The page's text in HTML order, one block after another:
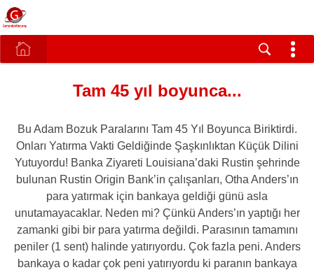
Tam 45 yıl boyunca...
Bu Adam Bozuk Paralarını Tam 45 Yıl Boyunca Biriktirdi.
Onları Yatırma Vakti Geldiğinde Şaşkınlıktan Küçük Dilini
Yutuyordu! Banka Ziyareti Louisiana’daki Rustin şehrinde
bulunan Rustin Origin Bank’in çalışanları, Otha Anders’ın
para yatırmak için bankaya geldiği günü asla
unutamayacaklar. Neden mi? Çünkü Anders’ın yaptığı her
zamanki gibi bir para yatırma değildi. Parasının tamamını
peniler (1 sent) halinde yatırıyordu. Çok fazla peni. Anders
bankaya o kadar çok peni yatırıyordu ki paranın bankaya